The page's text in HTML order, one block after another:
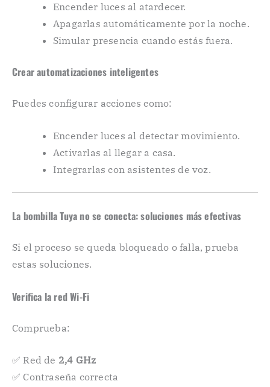
Encender luces al atardecer.
Apagarlas automáticamente por la noche.
Simular presencia cuando estás fuera.
Crear automatizaciones inteligentes
Puedes configurar acciones como:
Encender luces al detectar movimiento.
Activarlas al llegar a casa.
Integrarlas con asistentes de voz.
La bombilla Tuya no se conecta: soluciones más efectivas
Si el proceso se queda bloqueado o falla, prueba
estas soluciones.
Verifica la red Wi-Fi
Comprueba:
✅ Red de 2,4 GHz
✅ Contraseña correcta